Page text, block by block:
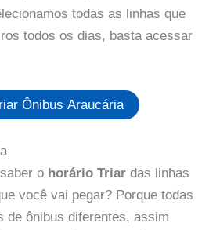
todas as linhas que
todos os dias, basta acessar
Ônibus Araucária
o horário Triar das linhas
você vai pegar? Porque todas
de ônibus diferentes, assim